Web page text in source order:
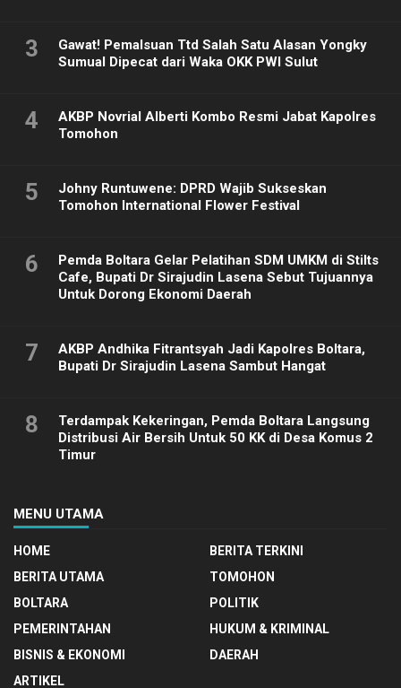
3
Gawat! Pemalsuan Ttd Salah Satu Alasan Yongky
Sumual Dipecat dari Waka OKK PWI Sulut
4
AKBP Novrial Alberti Kombo Resmi Jabat Kapolres
Tomohon
5
Johny Runtuwene: DPRD Wajib Sukseskan
Tomohon International Flower Festival
6
Pemda Boltara Gelar Pelatihan SDM UMKM di Stilts
Cafe, Bupati Dr Sirajudin Lasena Sebut Tujuannya
Untuk Dorong Ekonomi Daerah
7
AKBP Andhika Fitrantsyah Jadi Kapolres Boltara,
Bupati Dr Sirajudin Lasena Sambut Hangat
8
Terdampak Kekeringan, Pemda Boltara Langsung
Distribusi Air Bersih Untuk 50 KK di Desa Komus 2
Timur
MENU UTAMA
HOME
BERITA TERKINI
BERITA UTAMA
TOMOHON
BOLTARA
POLITIK
PEMERINTAHAN
HUKUM & KRIMINAL
BISNIS & EKONOMI
DAERAH
ARTIKEL